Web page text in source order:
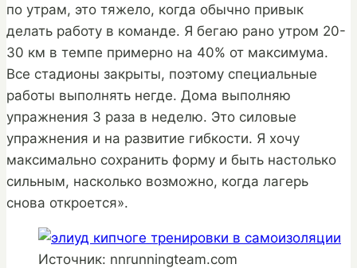
по утрам, это тяжело, когда обычно привык
делать работу в команде. Я бегаю рано утром 20-
30 км в темпе примерно на 40% от максимума.
Все стадионы закрыты, поэтому специальные
работы выполнять негде. Дома выполняю
упражнения 3 раза в неделю. Это силовые
упражнения и на развитие гибкости. Я хочу
максимально сохранить форму и быть настолько
сильным, насколько возможно, когда лагерь
снова откроется».
Источник: nnrunningteam.com